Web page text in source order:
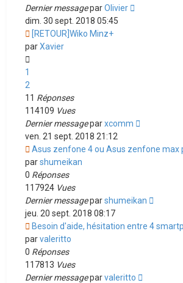
Dernier messageparOlivier
dim. 30 sept. 2018 05:45
[RETOUR]Wiko Minz+
parXavier
1
2
11 Réponses
114109 Vues
Dernier messageparxcomm
ven. 21 sept. 2018 21:12
Asus zenfone 4 ou Asus zenfone max
parshumeikan
0 Réponses
117924 Vues
Dernier messageparshumeikan
jeu. 20 sept. 2018 08:17
Besoin d'aide, hésitation entre 4
parvaleritto
0 Réponses
117813 Vues
Dernier messageparvaleritto